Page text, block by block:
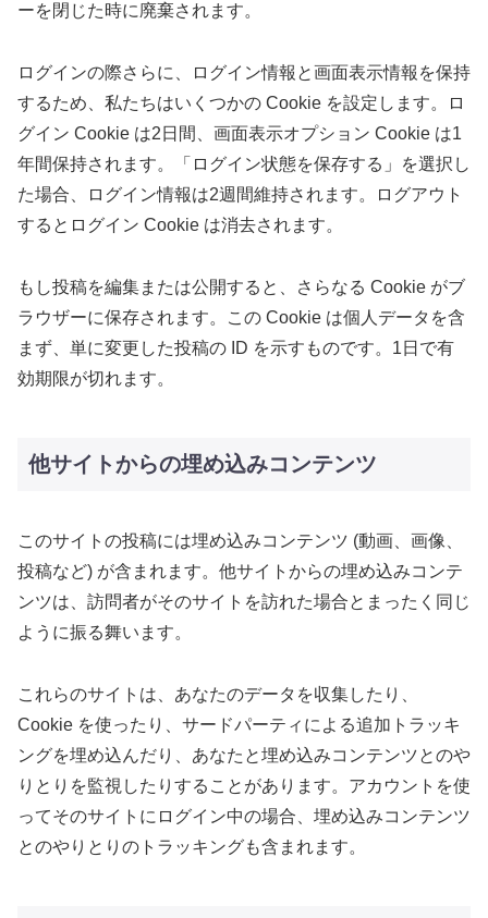
ーを閉じた時に廃棄されます。
ログインの際さらに、ログイン情報と画面表示情報を保持
するため、私たちはいくつかの Cookie を設定します。ロ
グイン Cookie は2日間、画面表示オプション Cookie は1
年間保持されます。「ログイン状態を保存する」を選択し
た場合、ログイン情報は2週間維持されます。ログアウト
するとログイン Cookie は消去されます。
もし投稿を編集または公開すると、さらなる Cookie がブ
ラウザーに保存されます。この Cookie は個人データを含
まず、単に変更した投稿の ID を示すものです。1日で有
効期限が切れます。
他サイトからの埋め込みコンテンツ
このサイトの投稿には埋め込みコンテンツ (動画、画像、
投稿など) が含まれます。他サイトからの埋め込みコンテ
ンツは、訪問者がそのサイトを訪れた場合とまったく同じ
ように振る舞います。
これらのサイトは、あなたのデータを収集したり、
Cookie を使ったり、サードパーティによる追加トラッキ
ングを埋め込んだり、あなたと埋め込みコンテンツとのや
りとりを監視したりすることがあります。アカウントを使
ってそのサイトにログイン中の場合、埋め込みコンテンツ
とのやりとりのトラッキングも含まれます。